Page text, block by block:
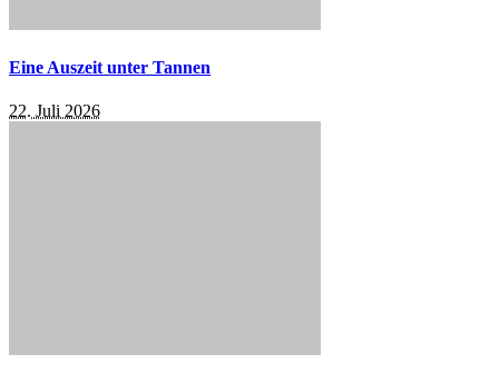
Eine Auszeit unter Tannen
22. Juli 2026